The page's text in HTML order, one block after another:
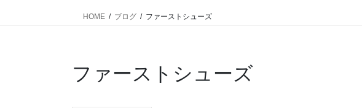
HOME ブログ ファーストシューズ
ファーストシューズ